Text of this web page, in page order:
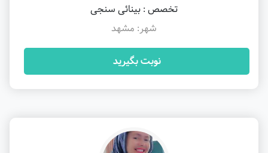
تخصص : بینائی سنجی
شهر: مشهد
نوبت بگیرید